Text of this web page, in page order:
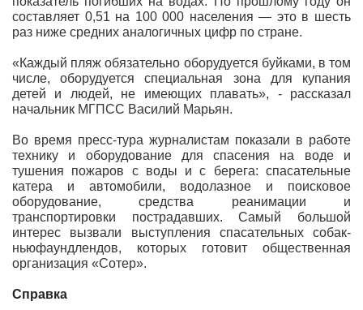
составляет 0,51 на 100 000 населения — это в шесть
раз ниже средних аналогичных цифр по стране.
«Каждый пляж обязательно оборудуется буйками, в том
числе, оборудуется специальная зона для купания
детей и людей, не имеющих плавать», - рассказал
начальник МГПСС Василий Марьян.
Во время пресс-тура журналистам показали в работе
технику и оборудование для спасения на воде и
тушения пожаров с воды и с берега: спасательные
катера и автомобили, водолазное и поисковое
оборудование, средства реанимации и
транспортировки пострадавших. Самый большой
интерес вызвали выступления спасательных собак-
ньюфаундлендов, которых готовит общественная
организация «Сотер».
Справка